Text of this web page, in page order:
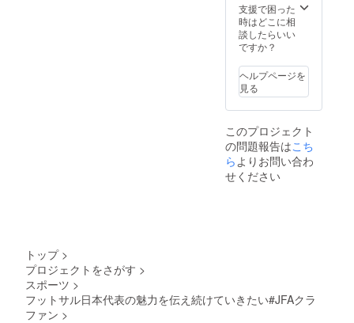
支援で困った
時はどこに相
談したらいい
ですか？
ヘルプページを
見る
このプロジェクト
の問題報告はこち
ら よりお問い合わ
せください
トップ >
プロジェクトをさがす >
スポーツ >
フットサル日本代表の魅力を伝え続けていきたい#JFAクラ
ファン >